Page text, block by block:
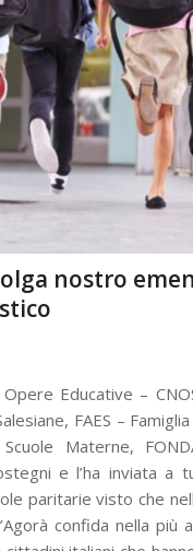
nostro
Educative –
FAES –
Materne,
e l’ha inviata a
paritarie visto che
confida nella più